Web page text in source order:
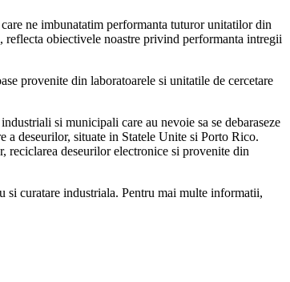
ne imbunatatim performanta tuturor unitatilor din
reflecta obiectivele noastre privind performanta intregii
provenite din laboratoarele si unitatile de cercetare
si municipali care au nevoie sa se debaraseze
a deseurilor, situate in Statele Unite si Porto Rico.
reciclarea deseurilor electronice si provenite din
curatare industriala. Pentru mai multe informatii,